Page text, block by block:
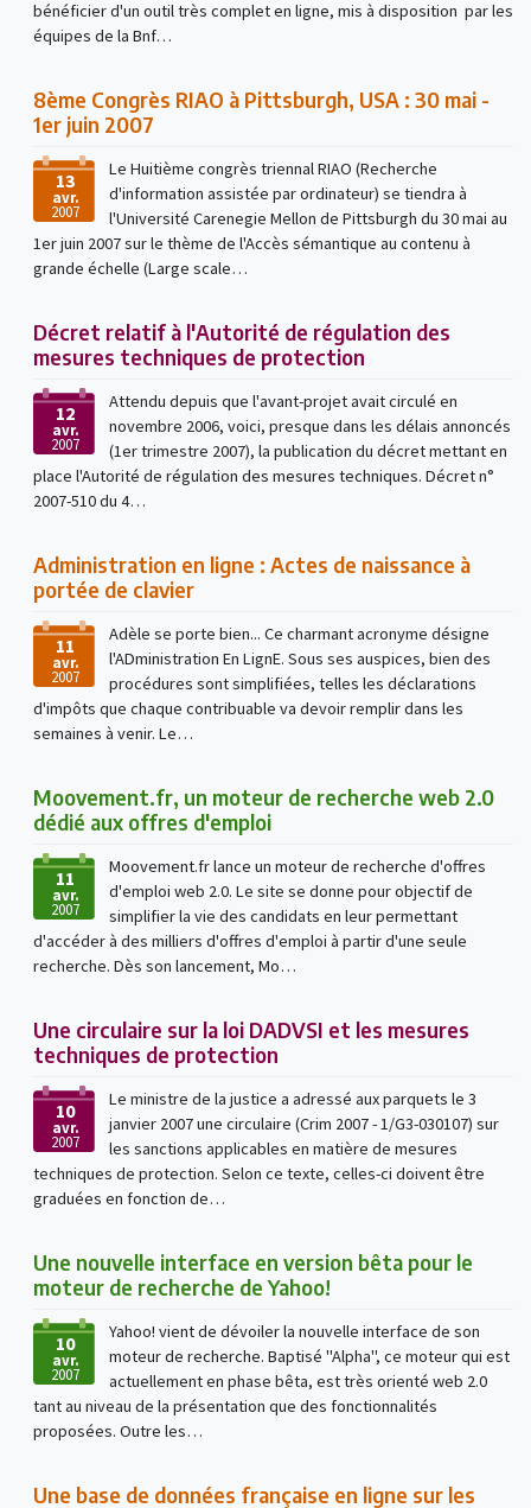
bénéficier d'un outil très complet en ligne, mis à disposition par les
équipes de la Bnf…
8ème Congrès RIAO à Pittsburgh, USA : 30 mai -
1er juin 2007
13
avr.
2007
Le Huitième congrès triennal RIAO (Recherche
d'information assistée par ordinateur) se tiendra à
l'Université Carenegie Mellon de Pittsburgh du 30 mai au
1er juin 2007 sur le thème de l'Accès sémantique au contenu à
grande échelle (Large scale…
Décret relatif à l'Autorité de régulation des
mesures techniques de protection
12
avr.
2007
Attendu depuis que l'avant-projet avait circulé en
novembre 2006, voici, presque dans les délais annoncés
(1er trimestre 2007), la publication du décret mettant en
place l'Autorité de régulation des mesures techniques. Décret n°
2007-510 du 4…
Administration en ligne : Actes de naissance à
portée de clavier
11
avr.
2007
Adèle se porte bien... Ce charmant acronyme désigne
l'ADministration En LignE. Sous ses auspices, bien des
procédures sont simplifiées, telles les déclarations
d'impôts que chaque contribuable va devoir remplir dans les
semaines à venir. Le…
Moovement.fr, un moteur de recherche web 2.0
dédié aux offres d'emploi
11
avr.
2007
Moovement.fr lance un moteur de recherche d'offres
d'emploi web 2.0. Le site se donne pour objectif de
simplifier la vie des candidats en leur permettant
d'accéder à des milliers d'offres d'emploi à partir d'une seule
recherche. Dès son lancement, Mo…
Une circulaire sur la loi DADVSI et les mesures
techniques de protection
10
avr.
2007
Le ministre de la justice a adressé aux parquets le 3
janvier 2007 une circulaire (Crim 2007 - 1/G3-030107) sur
les sanctions applicables en matière de mesures
techniques de protection. Selon ce texte, celles-ci doivent être
graduées en fonction de…
Une nouvelle interface en version bêta pour le
moteur de recherche de Yahoo!
10
avr.
2007
Yahoo! vient de dévoiler la nouvelle interface de son
moteur de recherche. Baptisé "Alpha", ce moteur qui est
actuellement en phase bêta, est très orienté web 2.0
tant au niveau de la présentation que des fonctionnalités
proposées. Outre les…
Une base de données française en ligne sur les